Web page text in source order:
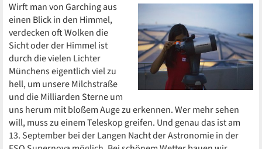
Wirft man von Garching aus
einen Blick in den Himmel,
verdecken oft Wolken die
Sicht oder der Himmel ist
durch die vielen Lichter
Münchens eigentlich viel zu
hell, um unsere Milchstraße
und die Milliarden Sterne um
uns herum mit bloßem Auge zu erkennen. Wer mehr sehen
will, muss zu einem Teleskop greifen. Und genau das ist am
13. September bei der Langen Nacht der Astronomie in der